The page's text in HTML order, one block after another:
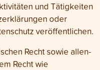
und Tätigkeiten
oder
veröffentlichen.
Recht sowie allen­
Recht wie